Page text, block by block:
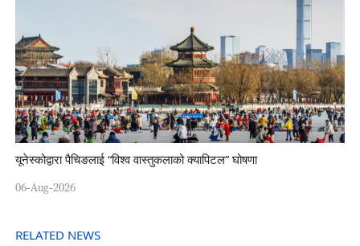
यूनेस्कोद्वारा पैचिङलाई “विश्व वास्तुकलाको क्यापिटल” घोषणा
06-Aug-2026
RELATED NEWS